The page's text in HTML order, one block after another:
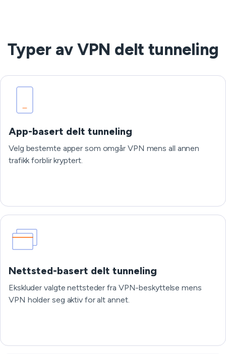
Typer av VPN delt tunneling
App-basert delt tunneling
Velg bestemte apper som omgår VPN mens all annen
trafikk forblir kryptert.
Nettsted-basert delt tunneling
Ekskluder valgte nettsteder fra VPN-beskyttelse mens
VPN holder seg aktiv for alt annet.